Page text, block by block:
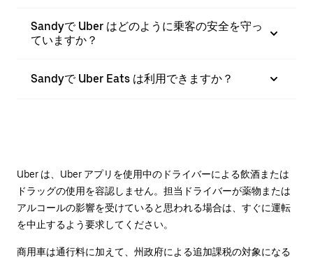
Sandyで Uber はどのように乗客の安全を守っ
ていますか？
Sandyで Uber Eats は利用できますか？
Uber は、Uber アプリを使用中のドライバーによる飲酒または
ドラッグの使用を容認しません。担当ドライバーが薬物または
アルコールの影響を受けていると思われる場合は、すぐに運転
を中止するよう要求してください。
商用車は通行料に加えて、州政府による追加課税の対象になる